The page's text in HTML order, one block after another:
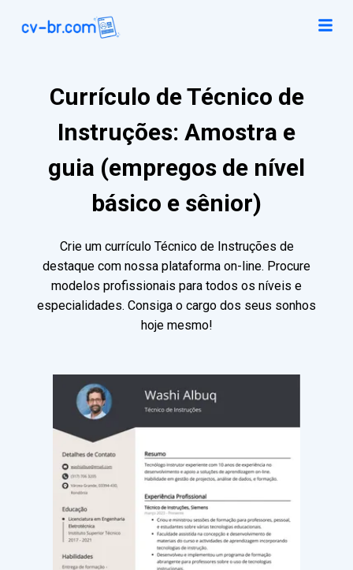
Currículo de Técnico de
Instruções: Amostra e
guia (empregos de nível
básico e sênior)
Crie um currículo Técnico de Instruções de
destaque com nossa plataforma on-line. Procure
modelos profissionais para todos os níveis e
especialidades. Consiga o cargo dos seus sonhos
hoje mesmo!